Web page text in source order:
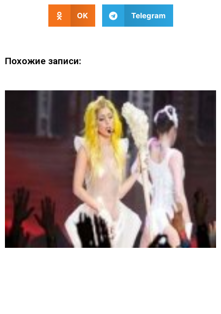
OK Telegram
Похожие записи: